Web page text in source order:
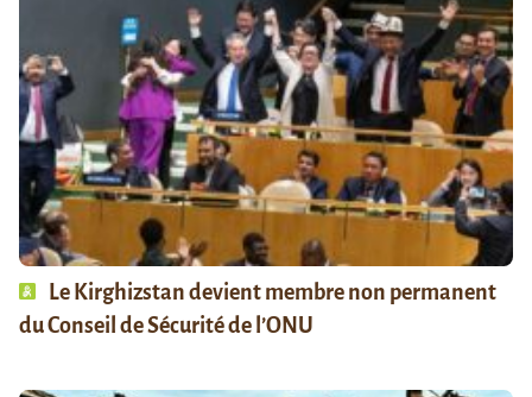
Le Kirghizstan devient membre non permanent
du Conseil de Sécurité de l’ONU